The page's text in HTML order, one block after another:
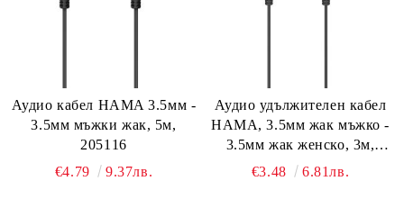
Аудио кабел HAMA 3.5мм -
3.5мм мъжки жак, 5м,
205116
€4.79
9.37лв.
Аудио удължителен кабел
HAMA, 3.5мм жак мъжко -
3.5мм жак женско, 3м,
Черен
€3.48 6.81лв.